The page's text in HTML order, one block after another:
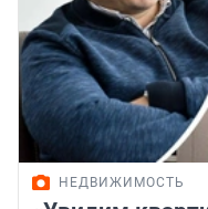
НЕДВИЖИМОСТЬ